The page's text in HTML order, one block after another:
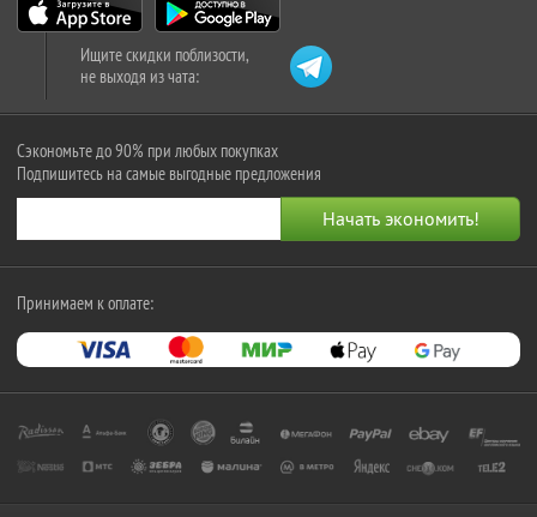
Ищите скидки поблизости,
не выходя из чата:
Сэкономьте до 90% при любых покупках
Подпишитесь на самые выгодные предложения
Принимаем к оплате: